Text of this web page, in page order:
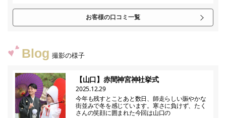
お客様の口コミ一覧
Blog 撮影の様子
【山口】赤間神宮神社挙式
2025.12.29
今年も残すとことあと数日、師走らしい賑やかな
街並みで冬を感じています。寒さに負けず、たく
さんの笑顔に囲まれた今回は山口の